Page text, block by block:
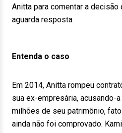
Anitta para comentar a
aguarda resposta.
Entenda o caso
Em 2014, Anitta rompeu
sua ex-empresária, acusando-
milhões de seu patrimônio,
ainda não foi comprovado.